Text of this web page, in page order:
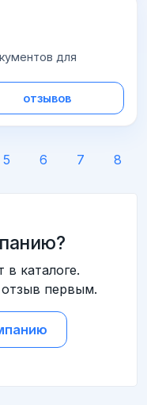
для
отзывов
5 6 7 8
каталоге.
первым.